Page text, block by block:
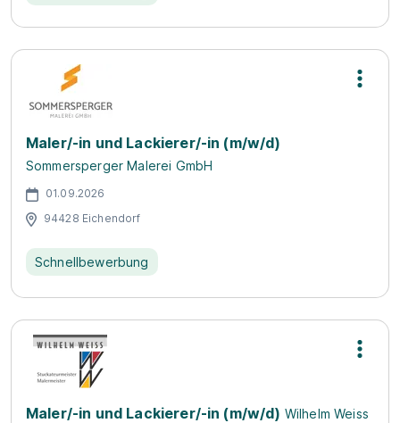
Maler/-in und Lackierer/-in (m/w/d)
Sommersperger Malerei GmbH
01.09.2026
94428 Eichendorf
Schnellbewerbung
Maler/-in und Lackierer/-in (m/w/d) Wilhelm Weiss